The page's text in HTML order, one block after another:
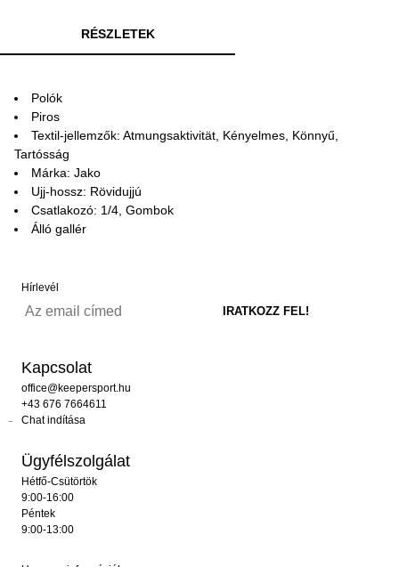
RÉSZLETEK
Polók
Piros
Textil-jellemzők: Atmungsaktivität, Kényelmes, Könnyű,
Tartósság
Márka: Jako
Ujj-hossz: Rövidujjú
Csatlakozó: 1/4, Gombok
Álló gallér
Hírlevél
Kapcsolat
office@keepersport.hu
+43 676 7664611
Chat indítása
Ügyfélszolgálat
Hétfő-Csütörtök
9:00-16:00
Péntek
9:00-13:00